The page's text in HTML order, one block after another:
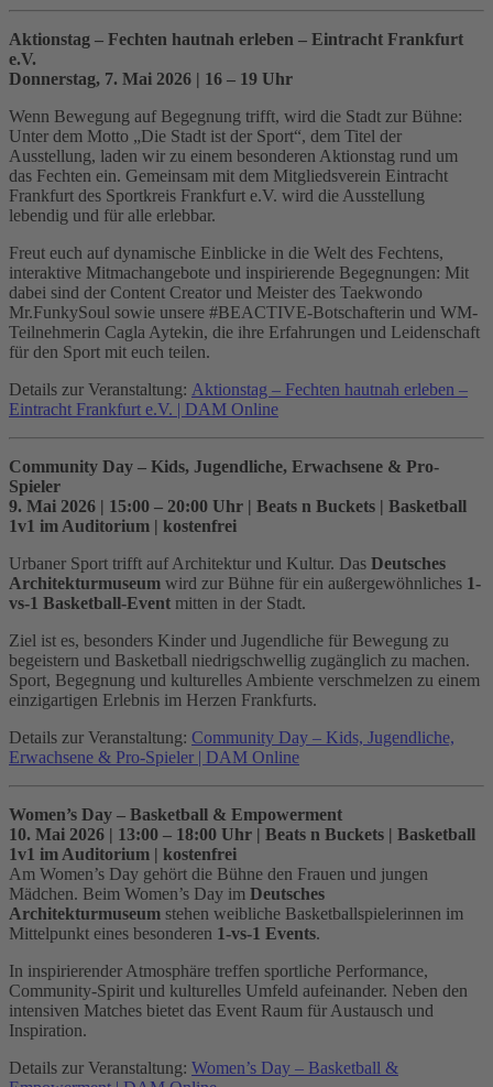
Aktionstag – Fechten hautnah erleben – Eintracht Frankfurt
e.V.
Donnerstag, 7. Mai 2026 | 16 – 19 Uhr
Wenn Bewegung auf Begegnung trifft, wird die Stadt zur Bühne:
Unter dem Motto „Die Stadt ist der Sport“, dem Titel der
Ausstellung, laden wir zu einem besonderen Aktionstag rund um
das Fechten ein. Gemeinsam mit dem Mitgliedsverein Eintracht
Frankfurt des Sportkreis Frankfurt e.V. wird die Ausstellung
lebendig und für alle erlebbar.
Freut euch auf dynamische Einblicke in die Welt des Fechtens,
interaktive Mitmachangebote und inspirierende Begegnungen: Mit
dabei sind der Content Creator und Meister des Taekwondo
Mr.FunkySoul sowie unsere #BEACTIVE-Botschafterin und WM-
Teilnehmerin Cagla Aytekin, die ihre Erfahrungen und Leidenschaft
für den Sport mit euch teilen.
Details zur Veranstaltung: Aktionstag – Fechten hautnah erleben –
Eintracht Frankfurt e.V. | DAM Online
Community Day – Kids, Jugendliche, Erwachsene & Pro-
Spieler
9. Mai 2026 | 15:00 – 20:00 Uhr | Beats n Buckets | Basketball
1v1 im Auditorium | kostenfrei
Urbaner Sport trifft auf Architektur und Kultur. Das Deutsches
Architekturmuseum wird zur Bühne für ein außergewöhnliches 1-
vs-1 Basketball-Event mitten in der Stadt.
Ziel ist es, besonders Kinder und Jugendliche für Bewegung zu
begeistern und Basketball niedrigschwellig zugänglich zu machen.
Sport, Begegnung und kulturelles Ambiente verschmelzen zu einem
einzigartigen Erlebnis im Herzen Frankfurts.
Details zur Veranstaltung: Community Day – Kids, Jugendliche,
Erwachsene & Pro-Spieler | DAM Online
Women’s Day – Basketball & Empowerment
10. Mai 2026 | 13:00 – 18:00 Uhr | Beats n Buckets | Basketball
1v1 im Auditorium | kostenfrei
Am Women’s Day gehört die Bühne den Frauen und jungen
Mädchen. Beim Women’s Day im Deutsches
Architekturmuseum stehen weibliche Basketballspielerinnen im
Mittelpunkt eines besonderen 1-vs-1 Events.
In inspirierender Atmosphäre treffen sportliche Performance,
Community-Spirit und kulturelles Umfeld aufeinander. Neben den
intensiven Matches bietet das Event Raum für Austausch und
Inspiration.
Details zur Veranstaltung: Women’s Day – Basketball &